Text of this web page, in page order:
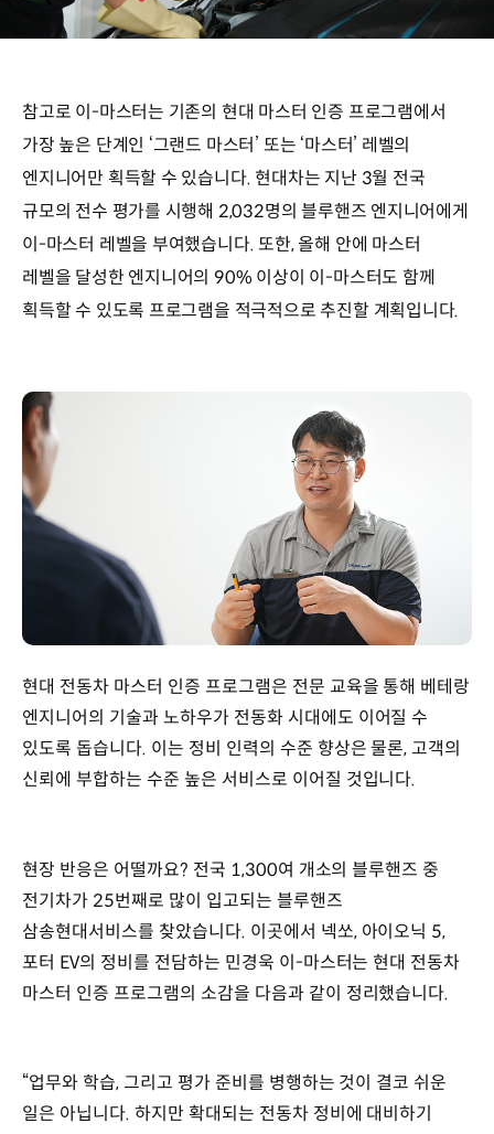
참고로 이-마스터는 기존의 현대 마스터 인증 프로그램에서
가장 높은 단계인 ‘그랜드 마스터’ 또는 ‘마스터’ 레벨의
엔지니어만 획득할 수 있습니다. 현대차는 지난 3월 전국
규모의 전수 평가를 시행해 2,032명의 블루핸즈 엔지니어에게
이-마스터 레벨을 부여했습니다. 또한, 올해 안에 마스터
레벨을 달성한 엔지니어의 90% 이상이 이-마스터도 함께
획득할 수 있도록 프로그램을 적극적으로 추진할 계획입니다.
현대 전동차 마스터 인증 프로그램은 전문 교육을 통해 베테랑
엔지니어의 기술과 노하우가 전동화 시대에도 이어질 수
있도록 돕습니다. 이는 정비 인력의 수준 향상은 물론, 고객의
신뢰에 부합하는 수준 높은 서비스로 이어질 것입니다.
현장 반응은 어떨까요? 전국 1,300여 개소의 블루핸즈 중
전기차가 25번째로 많이 입고되는 블루핸즈
삼송현대서비스를 찾았습니다. 이곳에서 넥쏘, 아이오닉 5,
포터 EV의 정비를 전담하는 민경욱 이-마스터는 현대 전동차
마스터 인증 프로그램의 소감을 다음과 같이 정리했습니다.
“업무와 학습, 그리고 평가 준비를 병행하는 것이 결코 쉬운
일은 아닙니다. 하지만 확대되는 전동차 정비에 대비하기